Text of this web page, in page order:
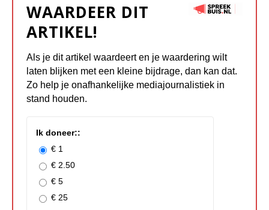
WAARDEER DIT
ARTIKEL!
Als je dit artikel waardeert en je waardering wilt
laten blijken met een kleine bijdrage, dan kan dat.
Zo help je onafhankelijke mediajournalistiek in
stand houden.
Ik doneer::
€ 1
€ 2.50
€ 5
€ 25